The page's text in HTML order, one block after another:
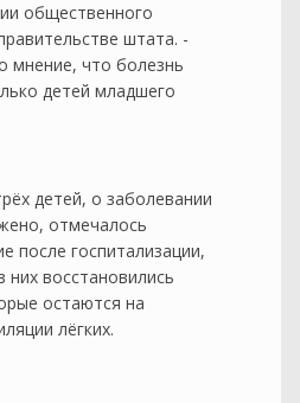
общественного
штата. -
мнение, что болезнь
детей младшего
детей, о заболевании
отмечалось
после госпитализации,
восстановились
остаются на
лёгких.